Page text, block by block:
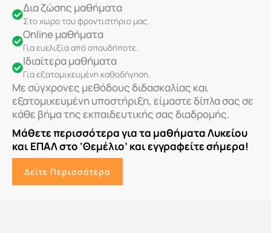
Δια ζώσης μαθήματα
Στο χωρο του φροντιστήριο μας.
Online μαθήματα
Για ευελιξία από οπουδήποτε.
Ιδιαίτερα μαθήματα
Για εξατομικευμένη καθοδήγηση.
Με σύγχρονες μεθόδους διδασκαλίας και
εξατομικευμένη υποστήριξη, είμαστε δίπλα σας σε
κάθε βήμα της εκπαιδευτικής σας διαδρομής.
Μάθετε περισσότερα για τα μαθήματα Λυκείου
και ΕΠΑΛ στο ‘Θεμέλιο’ και εγγραφείτε σήμερα!
Δείτε Περισσότερα